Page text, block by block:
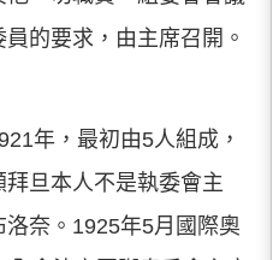
的要求，由主席召開。
年，最初由5人組成，
旦本人不是執委會主
奈。1925年5月國際奧